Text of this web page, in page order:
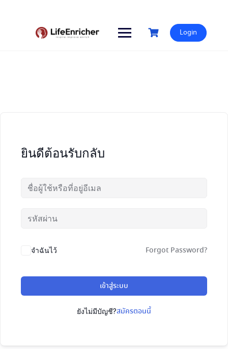
Login
ยินดีต้อนรับกลับ
จำฉันไว้ Forgot Password?
เข้าสู่ระบบ
ยังไม่มีบัญชี?สมัครตอนนี้